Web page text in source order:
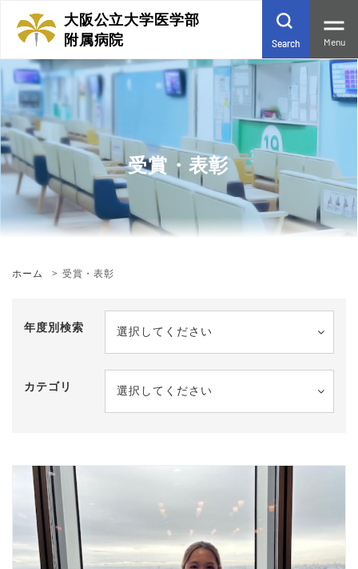
大阪公立大学医学部
附属病院
Search Menu
受賞・表彰
ホーム 受賞・表彰
年度別検索 選択してください
カテゴリ 選択してください